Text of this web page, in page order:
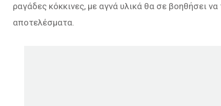
ραγάδες κόκκινες, με αγνά υλικά θα σε βοηθήσει
αποτελέσματα.